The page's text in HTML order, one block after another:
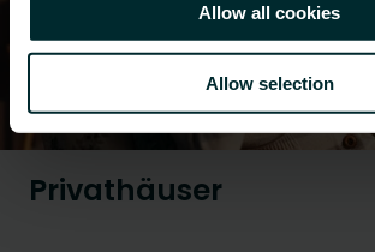
Allow all cookies
Allow selection
Privathäuser